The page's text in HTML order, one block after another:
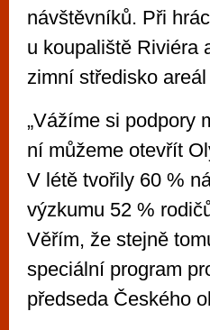
návštěvníků. Při
u koupaliště Riviéra
zimní středisko
„Vážíme si podpory
ní můžeme otevřít
V létě tvořily 60 %
výzkumu 52 %
Věřím, že stejně
speciální program
předseda Českého